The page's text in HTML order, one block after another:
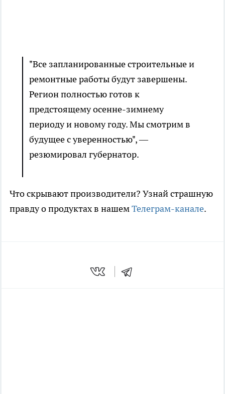
"Все запланированные строительные и
ремонтные работы будут завершены.
Регион полностью готов к
предстоящему осенне-зимнему
периоду и новому году. Мы смотрим в
будущее с уверенностью", —
резюмировал губернатор.
Что скрывают производители? Узнай страшную
правду о продуктах в нашемТелеграм-канале.